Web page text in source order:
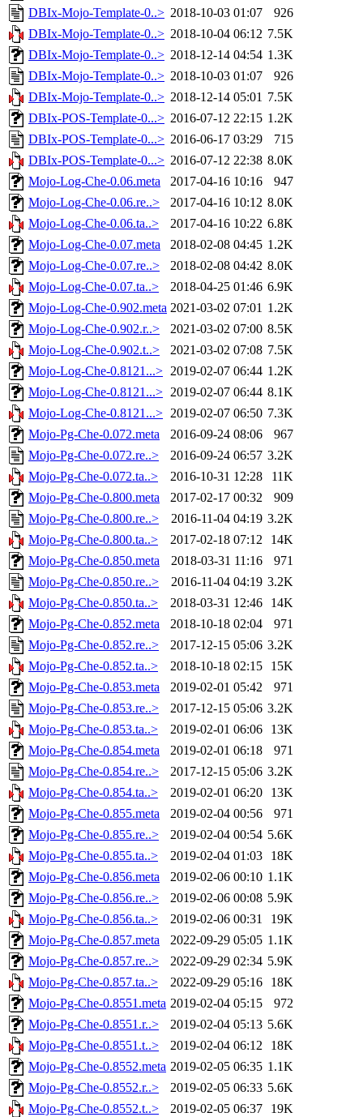
DBIx-Mojo-Template-0..> 2018-10-03 01:07
926
DBIx-Mojo-Template-0..> 2018-10-04 06:12 7.5K
DBIx-Mojo-Template-0..> 2018-12-14 04:54 1.3K
DBIx-Mojo-Template-0..> 2018-10-03 01:07
926
DBIx-Mojo-Template-0..> 2018-12-14 05:01 7.5K
DBIx-POS-Template-0...> 2016-07-12 22:15 1.2K
DBIx-POS-Template-0...> 2016-06-17 03:29
715
DBIx-POS-Template-0...> 2016-07-12 22:38 8.0K
Mojo-Log-Che-0.06.meta
2017-04-16 10:16
947
Mojo-Log-Che-0.06.re..>
2017-04-16 10:12 8.0K
Mojo-Log-Che-0.06.ta..>
2017-04-16 10:22 6.8K
Mojo-Log-Che-0.07.meta
2018-02-08 04:45 1.2K
Mojo-Log-Che-0.07.re..>
2018-02-08 04:42 8.0K
Mojo-Log-Che-0.07.ta..>
2018-04-25 01:46 6.9K
Mojo-Log-Che-0.902.meta 2021-03-02 07:01 1.2K
Mojo-Log-Che-0.902.r..>
2021-03-02 07:00 8.5K
Mojo-Log-Che-0.902.t..>
2021-03-02 07:08 7.5K
Mojo-Log-Che-0.8121...> 2019-02-07 06:44 1.2K
Mojo-Log-Che-0.8121...> 2019-02-07 06:44 8.1K
Mojo-Log-Che-0.8121...> 2019-02-07 06:50 7.3K
Mojo-Pg-Che-0.072.meta
2016-09-24 08:06
967
Mojo-Pg-Che-0.072.re..>
2016-09-24 06:57 3.2K
Mojo-Pg-Che-0.072.ta..>
2016-10-31 12:28
11K
Mojo-Pg-Che-0.800.meta
2017-02-17 00:32
909
Mojo-Pg-Che-0.800.re..>
2016-11-04 04:19 3.2K
Mojo-Pg-Che-0.800.ta..>
2017-02-18 07:12
14K
Mojo-Pg-Che-0.850.meta
2018-03-31 11:16
971
Mojo-Pg-Che-0.850.re..>
2016-11-04 04:19 3.2K
Mojo-Pg-Che-0.850.ta..>
2018-03-31 12:46
14K
Mojo-Pg-Che-0.852.meta
2018-10-18 02:04
971
Mojo-Pg-Che-0.852.re..>
2017-12-15 05:06 3.2K
Mojo-Pg-Che-0.852.ta..>
2018-10-18 02:15
15K
Mojo-Pg-Che-0.853.meta
2019-02-01 05:42
971
Mojo-Pg-Che-0.853.re..>
2017-12-15 05:06 3.2K
Mojo-Pg-Che-0.853.ta..>
2019-02-01 06:06
13K
Mojo-Pg-Che-0.854.meta
2019-02-01 06:18
971
Mojo-Pg-Che-0.854.re..>
2017-12-15 05:06 3.2K
Mojo-Pg-Che-0.854.ta..>
2019-02-01 06:20
13K
Mojo-Pg-Che-0.855.meta
2019-02-04 00:56
971
Mojo-Pg-Che-0.855.re..>
2019-02-04 00:54 5.6K
Mojo-Pg-Che-0.855.ta..>
2019-02-04 01:03
18K
Mojo-Pg-Che-0.856.meta
2019-02-06 00:10 1.1K
Mojo-Pg-Che-0.856.re..>
2019-02-06 00:08 5.9K
Mojo-Pg-Che-0.856.ta..>
2019-02-06 00:31
19K
Mojo-Pg-Che-0.857.meta
2022-09-29 05:05 1.1K
Mojo-Pg-Che-0.857.re..>
2022-09-29 02:34 5.9K
Mojo-Pg-Che-0.857.ta..>
2022-09-29 05:16
18K
Mojo-Pg-Che-0.8551.meta 2019-02-04 05:15
972
Mojo-Pg-Che-0.8551.r..>
2019-02-04 05:13 5.6K
Mojo-Pg-Che-0.8551.t..>
2019-02-04 06:12
18K
Mojo-Pg-Che-0.8552.meta 2019-02-05 06:35 1.1K
Mojo-Pg-Che-0.8552.r..>
2019-02-05 06:33 5.6K
Mojo-Pg-Che-0.8552.t..>
2019-02-05 06:37
19K